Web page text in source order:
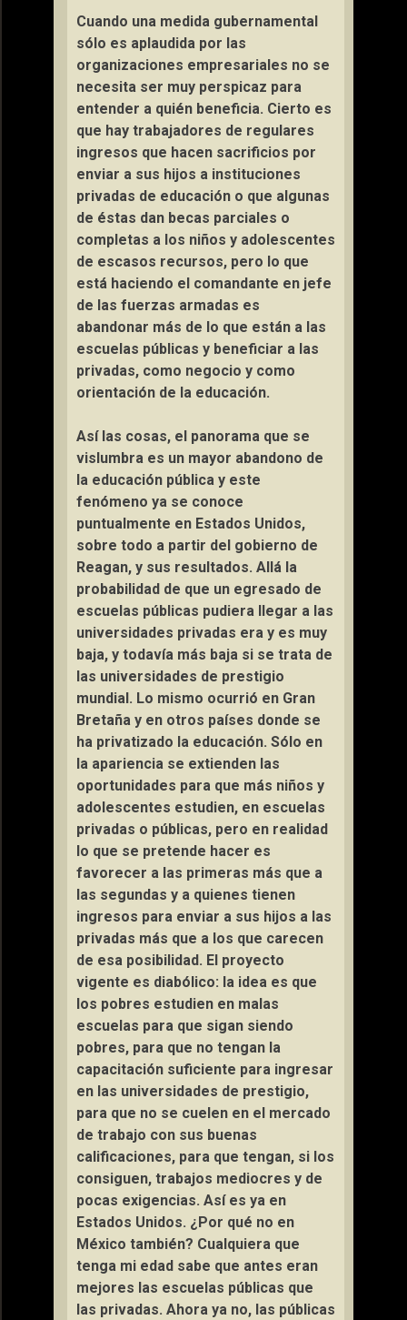
Cuando una medida gubernamental
sólo es aplaudida por las
organizaciones empresariales no se
necesita ser muy perspicaz para
entender a quién beneficia. Cierto es
que hay trabajadores de regulares
ingresos que hacen sacrificios por
enviar a sus hijos a instituciones
privadas de educación o que algunas
de éstas dan becas parciales o
completas a los niños y adolescentes
de escasos recursos, pero lo que
está haciendo el comandante en jefe
de las fuerzas armadas es
abandonar más de lo que están a las
escuelas públicas y beneficiar a las
privadas, como negocio y como
orientación de la educación.
Así las cosas, el panorama que se
vislumbra es un mayor abandono de
la educación pública y este
fenómeno ya se conoce
puntualmente en Estados Unidos,
sobre todo a partir del gobierno de
Reagan, y sus resultados. Allá la
probabilidad de que un egresado de
escuelas públicas pudiera llegar a las
universidades privadas era y es muy
baja, y todavía más baja si se trata de
las universidades de prestigio
mundial. Lo mismo ocurrió en Gran
Bretaña y en otros países donde se
ha privatizado la educación. Sólo en
la apariencia se extienden las
oportunidades para que más niños y
adolescentes estudien, en escuelas
privadas o públicas, pero en realidad
lo que se pretende hacer es
favorecer a las primeras más que a
las segundas y a quienes tienen
ingresos para enviar a sus hijos a las
privadas más que a los que carecen
de esa posibilidad. El proyecto
vigente es diabólico: la idea es que
los pobres estudien en malas
escuelas para que sigan siendo
pobres, para que no tengan la
capacitación suficiente para ingresar
en las universidades de prestigio,
para que no se cuelen en el mercado
de trabajo con sus buenas
calificaciones, para que tengan, si los
consiguen, trabajos mediocres y de
pocas exigencias. Así es ya en
Estados Unidos. ¿Por qué no en
México también? Cualquiera que
tenga mi edad sabe que antes eran
mejores las escuelas públicas que
las privadas. Ahora ya no, las públicas